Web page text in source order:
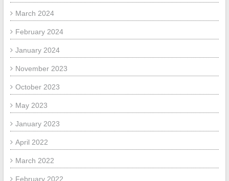
March 2024
February 2024
January 2024
November 2023
October 2023
May 2023
January 2023
April 2022
March 2022
February 2022